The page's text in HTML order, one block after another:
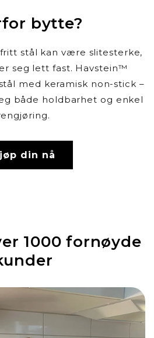
bytte?
stål kan være slitesterke,
seg lett fast. Havstein™
med keramisk non-stick –
både holdbarhet og enkel
din nå
1000 fornøyde